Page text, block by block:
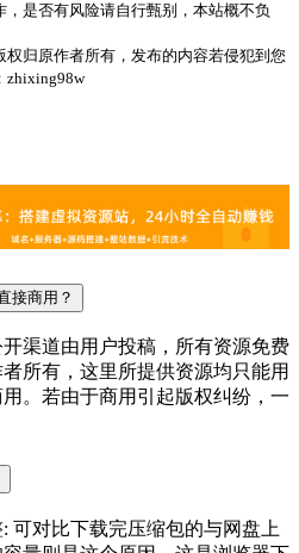
是否有风险请自行甄别，本站概不负
归原作者所有，发布的内容若侵犯到您
zhixing98w
接商用？
渠道由用户投稿，所有资源免费
所有，这里所提供资源均只能用
。若由于商用引起版权纠纷，一
可对比下载完压缩包的与网盘上